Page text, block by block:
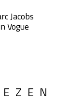
Jacobs
Vogue